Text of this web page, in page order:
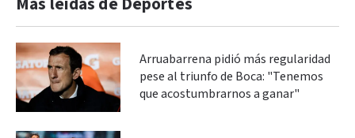
Más leidas de Deportes
Arruabarrena pidió más regularidad
pese al triunfo de Boca: "Tenemos
que acostumbrarnos a ganar"